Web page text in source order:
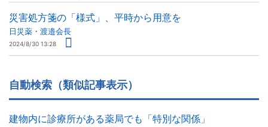
災害処方箋の「様式」、平時から用意を
日災薬・渡邉会長
2024/8/30 13:28
自動検索（類似記事表示）
建物内に診療所がある薬局でも「特別な関係」